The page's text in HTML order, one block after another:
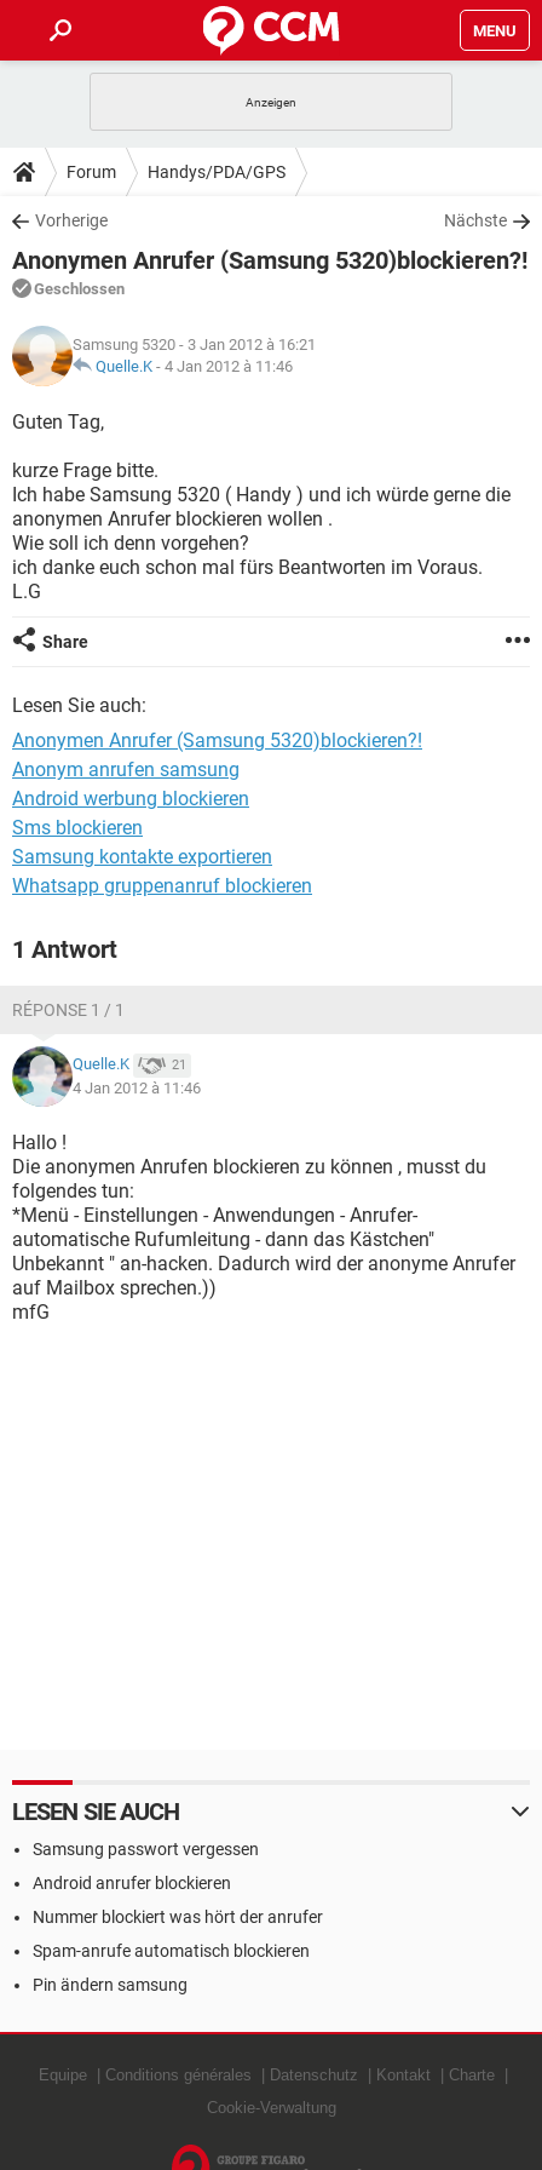
MENU
ANDROID IOS
WINDOWS 10
WHATSAPP TIKTOK
FACEBOOK
TIPPS & TRICKS
SPIELE STREAMING
WINDOWS 10
WHATSAPP
FACEBOOK HARDWARE
DOWNLOADS
SPIELE STREAMING
ANDROID
WINDOWS 10 INSTAGRAM
WHATSAPP
FACEBOOK
FORUM
SPIELE
ANDROID IOS
FACEBOOK HARDWARE
LEXIKON
SPIELE
ANDROID
WINDOWS 10
TIKTOK
FACEBOOK
Forum Handys/PDA/GPS
Vorherige Nächste
Anonymen Anrufer (Samsung 5320)blockieren?!
Geschlossen
Samsung 5320 - 3 Jan 2012 à 16:21
Quelle.K - 4 Jan 2012 à 11:46
Guten Tag,
kurze Frage bitte.
Ich habe Samsung 5320 ( Handy ) und ich würde gerne die
anonymen Anrufer blockieren wollen .
Wie soll ich denn vorgehen?
ich danke euch schon mal fürs Beantworten im Voraus.
L.G
Share
Lesen Sie auch:
Anonymen Anrufer (Samsung 5320)blockieren?!
Anonym anrufen samsung
Android werbung blockieren
Sms blockieren
Samsung kontakte exportieren
Whatsapp gruppenanruf blockieren
1 Antwort
RÉPONSE 1 / 1
Quelle.K 21
4 Jan 2012 à 11:46
Hallo !
Die anonymen Anrufen blockieren zu können , musst du
folgendes tun:
*Menü - Einstellungen - Anwendungen - Anrufer-
automatische Rufumleitung - dann das Kästchen"
Unbekannt " an-hacken. Dadurch wird der anonyme Anrufer
auf Mailbox sprechen.))
mfG
LESEN SIE AUCH
Samsung passwort vergessen
Android anrufer blockieren
Nummer blockiert was hört der anrufer
Spam-anrufe automatisch blockieren
Pin ändern samsung
Equipe Conditions générales Datenschutz Kontakt
Charte
Cookie-Verwaltung